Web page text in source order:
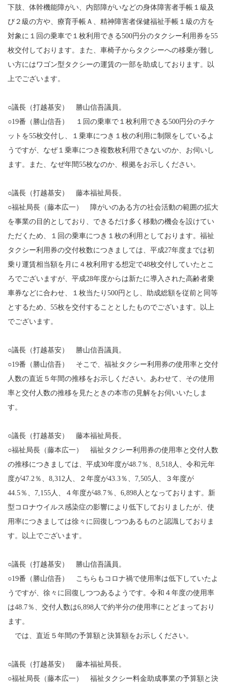
下肢、体幹機能障がい、内部障がいなどの身体障害者手帳１級及
び２級の方や、療育手帳Ａ、精神障害者保健福祉手帳１級の方を
対象に１回の乗車で１枚利用できる500円分のタクシー利用券を55
枚交付しております。また、車椅子からタクシーへの移乗が難し
い方にはワゴン型タクシーの運賃の一部を助成しております。以
上でございます。
○議長（打越基安） 勝山信吾議員。
○19番（勝山信吾） １回の乗車で１枚利用できる500円分のチケ
ットを55枚交付し、１乗車につき１枚の利用に制限をしているよ
うですが、なぜ１乗車につき複数枚利用できないのか、お伺いし
ます。また、なぜ年間55枚なのか、根拠をお示しください。
○議長（打越基安） 藤本福祉局長。
○福祉局長（藤本広一） 障がいのある方の社会活動の範囲の拡大
を事業の目的としており、できるだけ多く移動の機会を設けてい
ただくため、１回の乗車につき１枚の利用としております。福祉
タクシー利用券の交付枚数につきましては、平成27年度までは初
乗り運賃相当額を月に４枚利用する想定で48枚交付していたとこ
ろでございますが、平成28年度からは新たに導入された高齢者乗
車券などに合わせ、１枚当たり500円とし、助成総額を従前と同等
とするため、55枚を交付することとしたものでございます。以上
でございます。
○議長（打越基安） 勝山信吾議員。
○19番（勝山信吾） そこで、福祉タクシー利用券の使用率と交付
人数の直近５年間の推移をお示しください。あわせて、その使用
率と交付人数の推移を見たときの本市の見解をお伺いいたしま
す。
○議長（打越基安） 藤本福祉局長。
○福祉局長（藤本広一） 福祉タクシー利用券の使用率と交付人数
の推移につきましては、平成30年度が48.7％、8,518人、令和元年
度が47.2％、8,312人、２年度が43.3％、7,505人、３年度が
44.5％、7,155人、４年度が48.7％、6,898人となっております。新
型コロナウイルス感染症の影響により低下しておりましたが、使
用率につきましては徐々に回復しつつあるものと認識しておりま
す。以上でございます。
○議長（打越基安） 勝山信吾議員。
○19番（勝山信吾） こちらもコロナ禍で使用率は低下していたよ
うですが、徐々に回復しつつあるようです。令和４年度の使用率
は48.7％、交付人数は6,898人で約半分の使用率にとどまっており
ます。
では、直近５年間の予算額と決算額をお示しください。
○議長（打越基安） 藤本福祉局長。
○福祉局長（藤本広一） 福祉タクシー料金助成事業の予算額と決